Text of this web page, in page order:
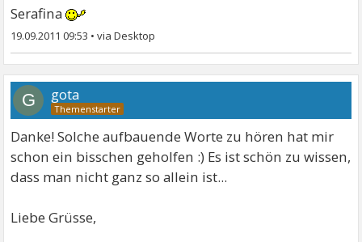
Serafina
19.09.2011 09:53 •
G gota
Danke! Solche aufbauende Worte zu hören hat mir
schon ein bisschen geholfen :) Es ist schön zu wissen,
dass man nicht ganz so allein ist...
Liebe Grüsse,